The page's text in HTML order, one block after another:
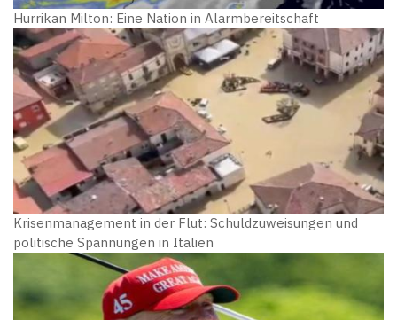
Hurrikan Milton: Eine Nation in Alarmbereitschaft
Krisenmanagement in der Flut: Schuldzuweisungen und
politische Spannungen in Italien